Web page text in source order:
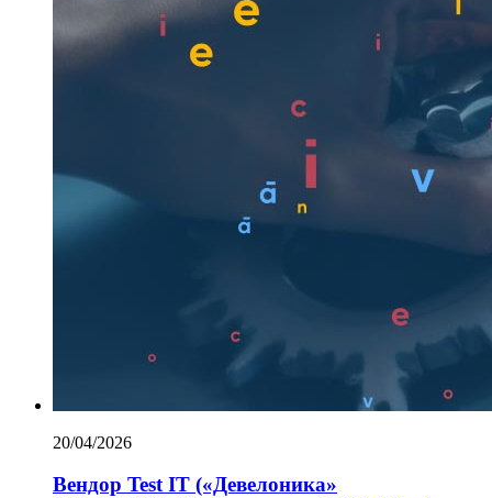
20/04/2026
Вендор Test IT («Девелоника»